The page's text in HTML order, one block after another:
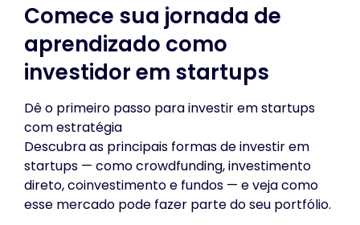
Comece sua jornada de
aprendizado como
investidor em startups
Dê o primeiro passo para investir em startups
com estratégia
Descubra as principais formas de investir em
startups — como crowdfunding, investimento
direto, coinvestimento e fundos — e veja como
esse mercado pode fazer parte do seu portfólio.